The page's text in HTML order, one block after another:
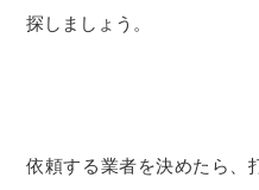
探しましょう。
依頼する業者を決めたら、